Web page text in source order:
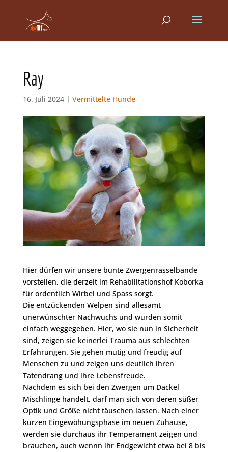
Ray
16. Juli 2024 | Vermittelte Hunde
Hier dürfen wir unsere bunte Zwergenrasselbande
vorstellen, die derzeit im Rehabilitationshof Koborka
für ordentlich Wirbel und Spass sorgt.
Die entzückenden Welpen sind allesamt
unerwünschter Nachwuchs und wurden somit
einfach weggegeben. Hier, wo sie nun in Sicherheit
sind, zeigen sie keinerlei Trauma aus schlechten
Erfahrungen. Sie gehen mutig und freudig auf
Menschen zu und zeigen uns deutlich ihren
Tatendrang und ihre Lebensfreude.
Nachdem es sich bei den Zwergen um Dackel
Mischlinge handelt, darf man sich von deren süßer
Optik und Größe nicht täuschen lassen. Nach einer
kurzen Eingewöhungsphase im neuen Zuhause,
werden sie durchaus ihr Temperament zeigen und
brauchen, auch wennn ihr Endgewicht etwa bei 8 bis